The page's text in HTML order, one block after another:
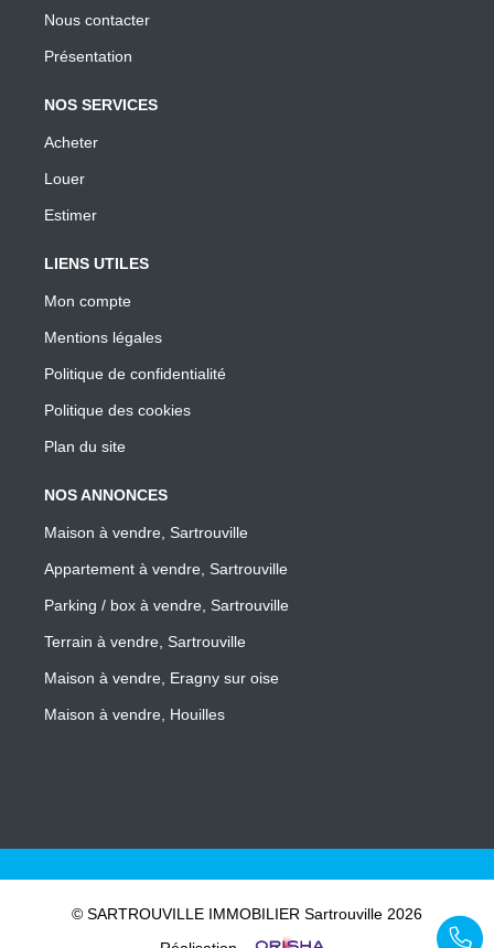
Nous contacter
Présentation
NOS SERVICES
Acheter
Louer
Estimer
LIENS UTILES
Mon compte
Mentions légales
Politique de confidentialité
Politique des cookies
Plan du site
NOS ANNONCES
Maison à vendre, Sartrouville
Appartement à vendre, Sartrouville
Parking / box à vendre, Sartrouville
Terrain à vendre, Sartrouville
Maison à vendre, Eragny sur oise
Maison à vendre, Houilles
© SARTROUVILLE IMMOBILIER Sartrouville 2026